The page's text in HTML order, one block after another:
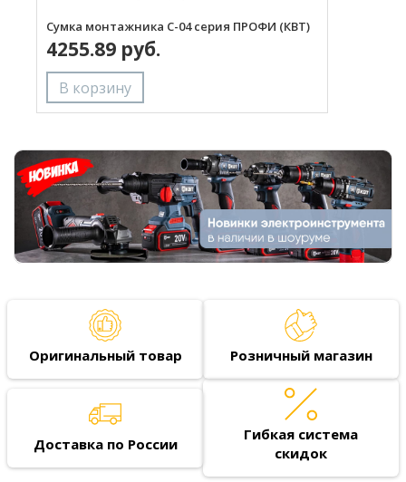
Сумка монтажника С-04 серия ПРОФИ (КВТ)
4255.89 руб.
Оригинальный товар Розничный магазин
Доставка по России
Гибкая система
скидок